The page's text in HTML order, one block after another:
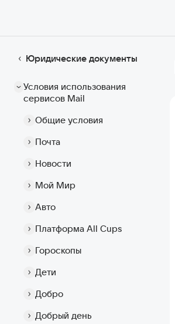
Юридические документы
Условия использования
сервисов Mail
Общие условия
Почта
Новости
Мой Мир
Авто
Платформа All Cups
Гороскопы
Дети
Добро
Добрый день